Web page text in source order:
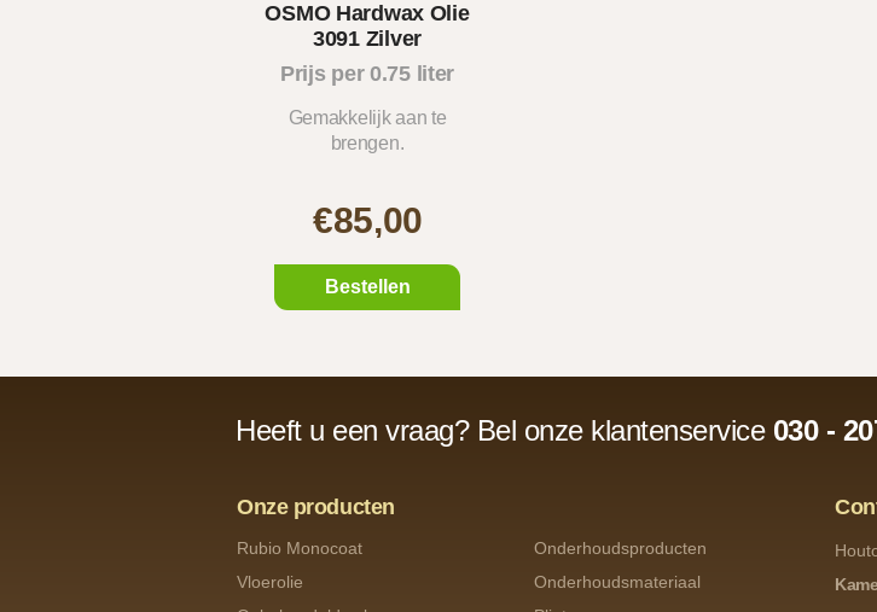
OSMO Hardwax Olie
3091 Zilver
Prijs per 0.75 liter
Gemakkelijk aan te
brengen.
€85,00
Bestellen
Heeft u een vraag? Bel onze klantenservice 030 -
Onze producten
Rubio Monocoat
Onderhoudsproducten
Vloerolie
Onderhoudsmateriaal